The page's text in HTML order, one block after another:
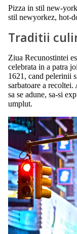
Pizza in stil new-
stil newyorkez, hot-
Traditii
Ziua Recunostintei
celebrata in a patra
1621, cand pelerinii
sarbatoare a
sa se adune, sa-si
umplut.